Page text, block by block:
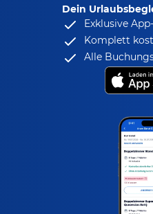
Dein
Exklusive
Komplett
Alle